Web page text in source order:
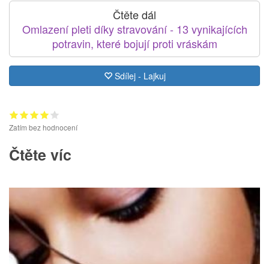
Čtěte dál
Omlazení pleti díky stravování - 13 vynikajících
potravin, které bojují proti vráskám
Sdílej - Lajkuj
Zatím bez hodnocení
Čtěte víc